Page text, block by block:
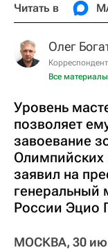
Читать в
Олег
Все материалы
Уровень
позволяет
завоевание
Олимпийских
заявил на
генеральный
России Эцио
МОСКВА, 30